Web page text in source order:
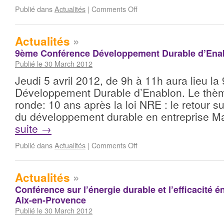
Publié dansActualités | Comments Off
Actualités »
9ème Conférence Développement Durable
Publié le 30 March 2012
Jeudi 5 avril 2012, de 9h à 11h aura lieu la
Développement Durable d’Enablon. Le
ronde: 10 ans après la loi NRE : le retour
du développement durable en entreprise
suite →
Publié dansActualités | Comments Off
Actualités »
Conférence sur l’énergie durable et l’efficacité
Aix-en-Provence
Publié le 30 March 2012